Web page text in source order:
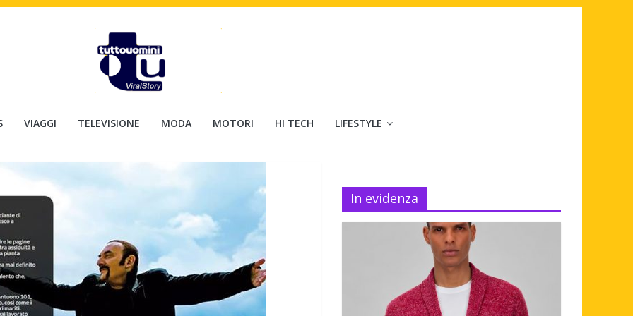
VIAGGI TELEVISIONE MODA MOTORI HI TECH LIFESTYLE
In evidenza